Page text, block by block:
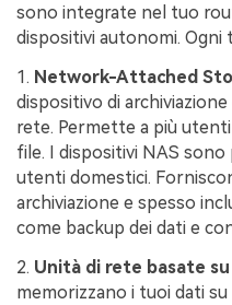
sono integrate nel tuo
dispositivi autonomi. Ogni
1. Network-Attached
dispositivo di
rete. Permette a più
file. I dispositivi NAS
utenti domestici.
archiviazione e spesso
come backup dei dati e
2. Unità di rete basate
memorizzano i tuoi dati